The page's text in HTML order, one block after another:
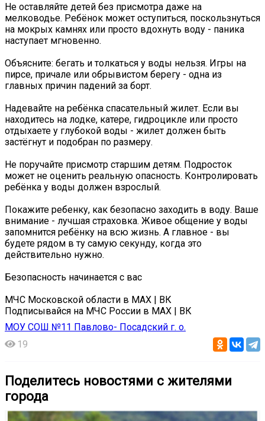
Не оставляйте детей без присмотра даже на
мелководье. Ребёнок может оступиться, поскользнуться
на мокрых камнях или просто вдохнуть воду - паника
наступает мгновенно.
Объясните: бегать и толкаться у воды нельзя. Игры на
пирсе, причале или обрывистом берегу - одна из
главных причин падений за борт.
Надевайте на ребёнка спасательный жилет. Если вы
находитесь на лодке, катере, гидроцикле или просто
отдыхаете у глубокой воды - жилет должен быть
застёгнут и подобран по размеру.
Не поручайте присмотр старшим детям. Подросток
может не оценить реальную опасность. Контролировать
ребёнка у воды должен взрослый.
Покажите ребенку, как безопасно заходить в воду. Ваше
внимание - лучшая страховка. Живое общение у воды
запомнится ребёнку на всю жизнь. А главное - вы
будете рядом в ту самую секунду, когда это
действительно нужно.
Безопасность начинается с вас️
МЧС Московской области в MAX | ВК
Подписывайся на МЧС России в MAX | ВК
МОУ СОШ №11 Павлово- Посадский г. о.
19
Поделитесь новостями с жителями
города